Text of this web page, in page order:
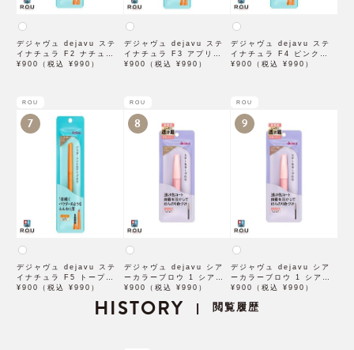
デジャヴュ dejavu ステ
イナチュラ F2 ナチュラル
ブラウン【アイブロウ】
¥900（税込 ¥990）
デジャヴュ dejavu ステ
イナチュラ F3 アプリコッ
トブラウン【アイブロウ】
¥900（税込 ¥990）
デジャヴュ dejavu ステ
イナチュラ F4 ピンクベー
ジュ【アイブロウ】【イミ
¥900（税込 ¥990）
ROU
7
デジャヴュ dejavu ステ
イナチュラ F5 トープベー
ジュ【アイブロウ】【イミ
¥900（税込 ¥990）
ROU
8
デジャヴュ dejavu シア
ーカラーブロウ 1 シアー
ベージュ【アイブロウ】
¥900（税込 ¥990）
ROU
9
デジャヴュ dejavu シア
ーカラーブロウ 1 シアー
ブロンズ【アイブロウ】
¥900（税込 ¥990）
HISTORY | 閲覧履歴